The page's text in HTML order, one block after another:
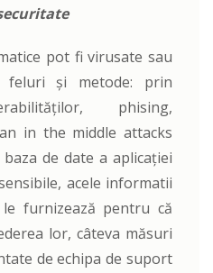
pot fi virusate sau
feluri și metode: prin
phising,
in the middle attacks
de date a aplicației
acele informatii
furnizează pentru că
lor, câteva măsuri
de echipa de suport